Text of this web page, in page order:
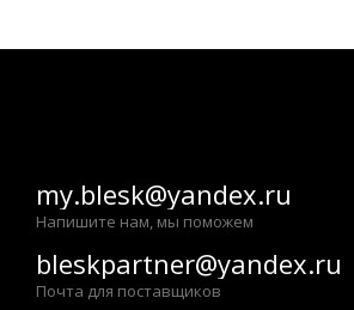
my.blesk@yandex.ru
Напишите нам, мы поможем
bleskpartner@yandex.ru
Почта для поставщиков